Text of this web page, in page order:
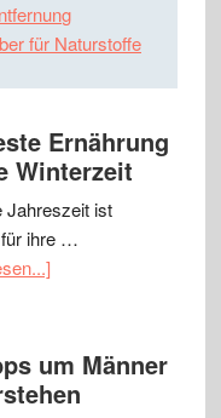
für Naturstoffe
Ernährung
Winterzeit
Jahreszeit ist
ihre …
um Männer